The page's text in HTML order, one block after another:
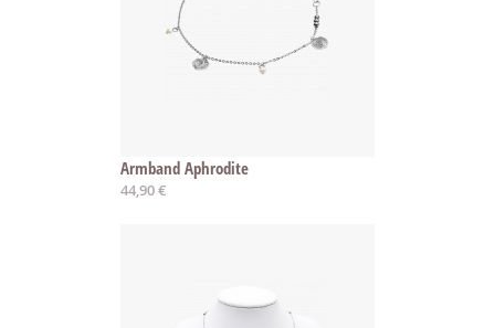
Armband Aphrodite
44,90 €